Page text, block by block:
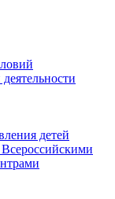
детей
Всероссийскими